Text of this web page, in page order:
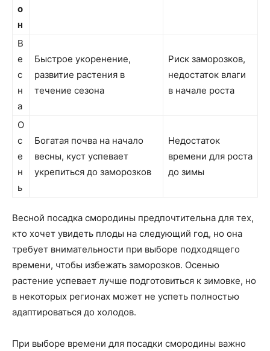
о
н
В
е
с
н
а
Быстрое укоренение,
развитие растения в
течение сезона
Риск заморозков,
недостаток влаги
в начале роста
О
с
е
н
ь
Богатая почва на начало
весны, куст успевает
укрепиться до заморозков
Недостаток
времени для роста
до зимы
Весной посадка смородины предпочтительна для тех,
кто хочет увидеть плоды на следующий год, но она
требует внимательности при выборе подходящего
времени, чтобы избежать заморозков. Осенью
растение успевает лучше подготовиться к зимовке, но
в некоторых регионах может не успеть полностью
адаптироваться до холодов.
При выборе времени для посадки смородины важно